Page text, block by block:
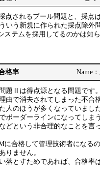
点されるプール問題と、採
いう新規に作られた採点除外
ステムを採用してるのかは知
格率 Name
題Ⅱは得点源となる問題です
由で消去されてしまった不
人のほうが多くなっていまし
ボーダーラインになってし
どという非合理的なことを
に合格して管理技術者になる
りません。
落とすためであれば、合格率